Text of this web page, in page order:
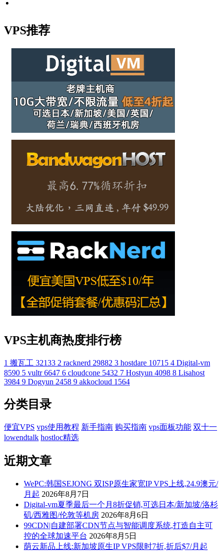
VPS推荐
VPS主机商热度排行榜
1 搬瓦工 32133 2 racknerd 29882 3 hostdare 10715 4 Digital-vm
8590 5 vultr 6647 6 cloudcone 5432 7 Hostyun 4098 8 Lisahost
3984 9 Dogyun 2458 9 akkocloud 1564
分类目录
便宜VPS vps使用教程 新手指南 购买指南 vps面板功能 双十一
lowendtalk hostloc精选
近期文章
WePC:韩国SEJONG 双ISP原生家宽IP VPS上线,24.9澳元/
月起 2026年8月7日
Digital-vm夏季最后一个月8折促销,可选日本/新加坡/洛杉
矶/西雅图/伦敦等机房 2026年8月6日
99CDN|自建部署CDN节点与智能调度系统,打造自主可
控的全球加速平台 2026年8月5日
荫云新品上线:新加坡原生IP VPS限时7折,折后$7/月起